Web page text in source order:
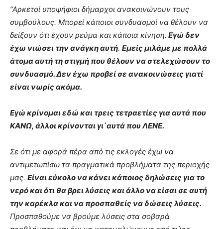
“Αρκετοί υποψήφιοι δήμαρχοι ανακοινώνουν τους
συμβούλους. Μπορεί κάποιοι συνδυασμοί να θέλουν να
δείξουν ότι έχουν ρεύμα και κάποια κίνηση. Εγώ δεν
έχω νιώσει την ανάγκη αυτή. Εμείς μιλάμε με πολλά
άτομα αυτή τη στιγμή που θέλουν να στελεχώσουν το
συνδυασμό. Δεν έχω προβεί σε ανακοινώσεις γιατί
είναι νωρίς ακόμα.
Εγώ κρίνομαι εδώ και τρεις τετραετίες για αυτά που
ΚΑΝΩ, άλλοι κρίνονται γι΄αυτά που ΛΕΝΕ.
Σε ότι με αφορά πέρα από τις εκλογές έχω να
αντιμετωπίσω τα πραγματικά προβλήματα της περιοχής
μας. Είναι εύκολο να κάνει κάποιος δηλώσεις για το
νερό και ότι θα βρει λύσεις και άλλο να είσαι σε αυτή
την καρέκλα και να προσπαθείς να δώσεις λύσεις.
Προσπαθούμε να βρούμε λύσεις στα σοβαρά